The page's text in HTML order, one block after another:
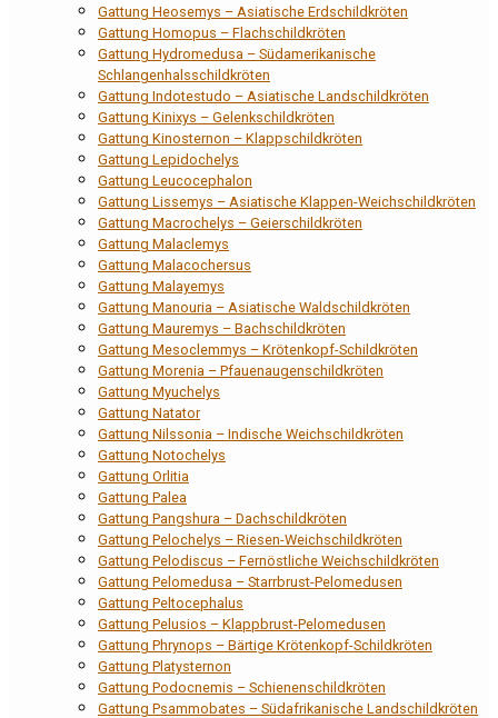
Gattung Heosemys – Asiatische Erdschildkröten
Gattung Homopus – Flachschildkröten
Gattung Hydromedusa – Südamerikanische
Schlangenhalsschildkröten
Gattung Indotestudo – Asiatische Landschildkröten
Gattung Kinixys – Gelenkschildkröten
Gattung Kinosternon – Klappschildkröten
Gattung Lepidochelys
Gattung Leucocephalon
Gattung Lissemys – Asiatische Klappen-Weichschildkröten
Gattung Macrochelys – Geierschildkröten
Gattung Malaclemys
Gattung Malacochersus
Gattung Malayemys
Gattung Manouria – Asiatische Waldschildkröten
Gattung Mauremys – Bachschildkröten
Gattung Mesoclemmys – Krötenkopf-Schildkröten
Gattung Morenia – Pfauenaugenschildkröten
Gattung Myuchelys
Gattung Natator
Gattung Nilssonia – Indische Weichschildkröten
Gattung Notochelys
Gattung Orlitia
Gattung Palea
Gattung Pangshura – Dachschildkröten
Gattung Pelochelys – Riesen-Weichschildkröten
Gattung Pelodiscus – Fernöstliche Weichschildkröten
Gattung Pelomedusa – Starrbrust-Pelomedusen
Gattung Peltocephalus
Gattung Pelusios – Klappbrust-Pelomedusen
Gattung Phrynops – Bärtige Krötenkopf-Schildkröten
Gattung Platysternon
Gattung Podocnemis – Schienenschildkröten
Gattung Psammobates – Südafrikanische Landschildkröten